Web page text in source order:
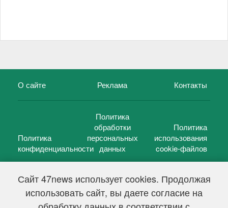
Сайт 47news использует cookies. Продолжая
использовать сайт, вы даете согласие на
О сайте Реклама Контакты
Политика
конфиденциальности
Политика
обработки
персональных
данных
Политика
использования
cookie-файлов
47 новостей (47 news)2005 — 2026 г.